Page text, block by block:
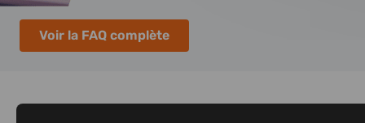
Voir la FAQ complète